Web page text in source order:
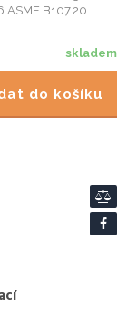
ASME B107.20
skladem
do košíku